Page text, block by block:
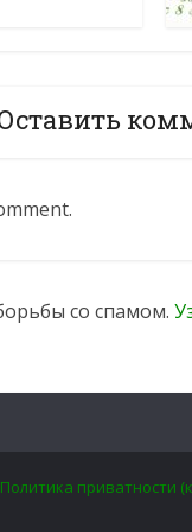
со спамом.
Политика приватности